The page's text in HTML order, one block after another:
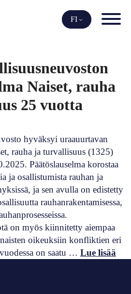
FI
Naiset, rauha
25 vuotta
hyväksyi uraauurtavan
rauha ja turvallisuus (1325)
Päätöslauselma korostaa
ja osallistumista rauhan ja
ja sen avulla on edistetty
rauhanrakentamisessa,
on myös kiinnitetty aiempaa
oikeuksiin konfliktien eri
on saatu … Lue lisää